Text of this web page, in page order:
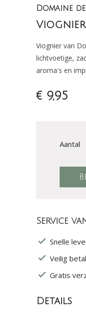
Domaine
Viognier
Viognier van
lichtvoetige,
aroma's en
€ 9,95
Aantal
Service
Snelle
Veilig
Gratis
Details